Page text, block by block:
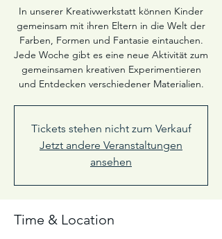
In unserer Kreativwerkstatt können Kinder
gemeinsam mit ihren Eltern in die Welt der
Farben, Formen und Fantasie eintauchen.
Jede Woche gibt es eine neue Aktivität zum
gemeinsamen kreativen Experimentieren
und Entdecken verschiedener Materialien.
Tickets stehen nicht zum Verkauf
Jetzt andere Veranstaltungen
ansehen
Time & Location